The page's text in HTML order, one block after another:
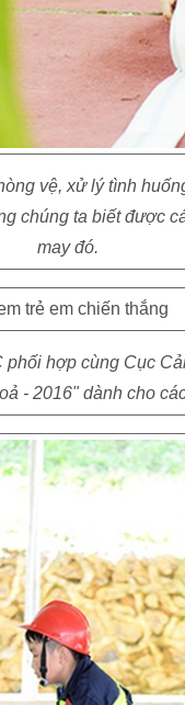
vệ, xử lý tình
chúng ta biết được
may đó.
hợp cùng Cục
- 2016" dành cho